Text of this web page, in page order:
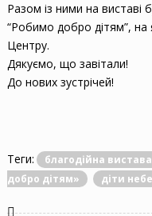
Разом із ними на виставі
“Робимо добро дітям”, на
Центру.
Дякуємо, що завітали!
До нових зустрічей!
Теги: благодійна вистава
добро дітям»
діти